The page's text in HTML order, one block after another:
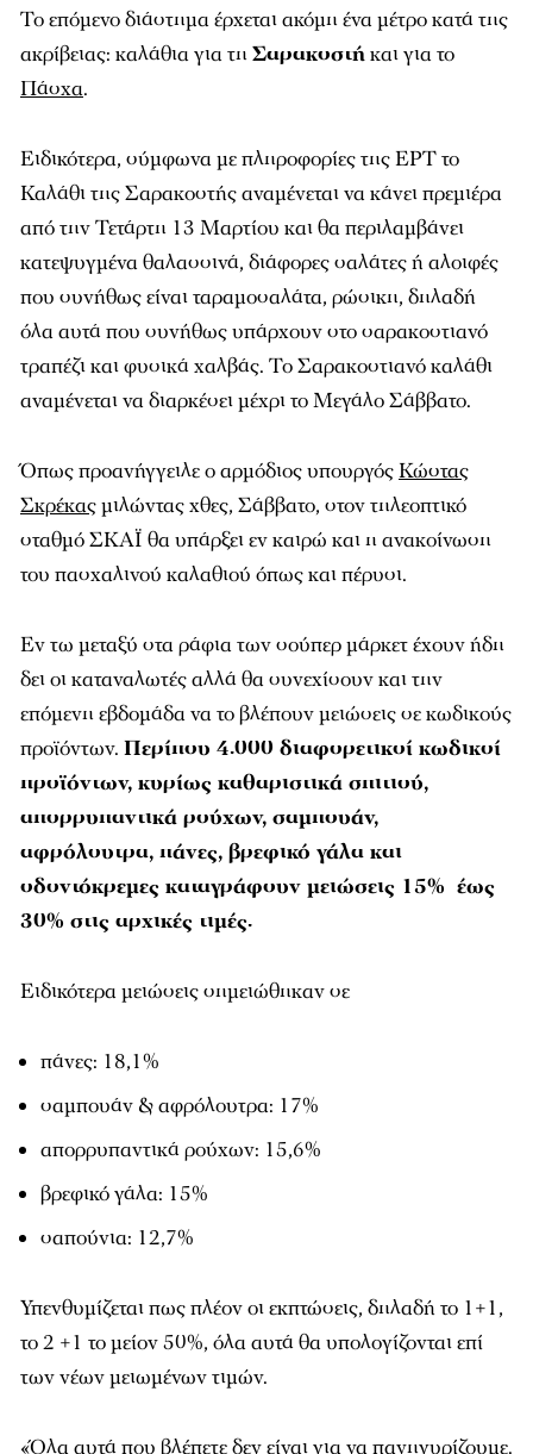
Το επόμενο διάστημα έρχεται ακόμη ένα μέτρο κατά της
ακρίβειας: καλάθια για τηΣαρακοστήκαι για το
Πάσχα.
Ειδικότερα, σύμφωνα με πληροφορίες της ΕΡΤ το
Καλάθι της Σαρακοστής αναμένεται να κάνει πρεμιέρα
από την Τετάρτη 13 Μαρτίου και θα περιλαμβάνει
κατεψυγμένα θαλασσινά, διάφορες σαλάτες ή αλοιφές
που συνήθως είναι ταραμοσαλάτα, ρώσικη, δηλαδή
όλα αυτά που συνήθως υπάρχουν στο σαρακοστιανό
τραπέζι και φυσικά χαλβάς. Το Σαρακοστιανό καλάθι
αναμένεται να διαρκέσει μέχρι το Μεγάλο Σάββατο.
Όπως προανήγγειλε ο αρμόδιος υπουργόςΚώστας
Σκρέκαςμιλώντας χθες, Σάββατο, στον τηλεοπτικό
σταθμό ΣΚΑΪ θα υπάρξει εν καιρώ και η ανακοίνωση
του πασχαλινού καλαθιού όπως και πέρυσι.
Εν τω μεταξύ στα ράφια των σούπερ μάρκετ έχουν ήδη
δει οι καταναλωτές αλλά θα συνεχίσουν και την
επόμενη εβδομάδα να το βλέπουν μειώσεις σε κωδικούς
προϊόντων. Περίπου 4.000 διαφορετικοί κωδικοί
προϊόντων, κυρίως καθαριστικά σπιτιού,
απορρυπαντικά ρούχων, σαμπουάν,
αφρόλουτρα, πάνες, βρεφικό γάλα και
οδοντόκρεμες καταγράφουν μειώσεις 15% έως
30% στις αρχικές τιμές.
Ειδικότερα μειώσεις σημειώθηκαν σε
πάνες: 18,1%
σαμπουάν & αφρόλουτρα: 17%
απορρυπαντικά ρούχων: 15,6%
βρεφικό γάλα: 15%
σαπούνια: 12,7%
Υπενθυμίζεται πως πλέον οι εκπτώσεις, δηλαδή το 1+1,
το 2 +1 το μείον 50%, όλα αυτά θα υπολογίζονται επί
των νέων μειωμένων τιμών.
«Όλα αυτά που βλέπετε δεν είναι για να πανηγυρίζουμε.